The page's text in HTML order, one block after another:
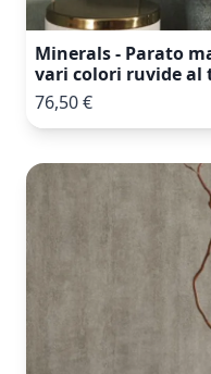
Minerals - Parato
vari colori ruvide al
76,50 €